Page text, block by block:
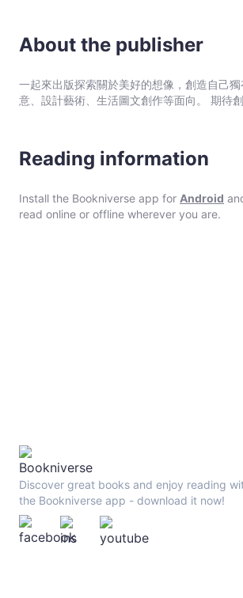
保
-
我認同感，讓你變得自信又迷人。無論你的
■「逆齡的魔法」不在電視上，其實近在
內「膠原蛋白」汰舊換新的指標還會增加。 本書特色 ❶用科學全面解答健身優勢，市面上第一本！看懂「立刻開始健身」的
重要性。 ❷犀利語錄,科學對談,熱血漫畫
十萬日本讀者，是通往幸福的最強先修手冊。
About the publisher
一起來出版探索關於美好的想像，創造自己
意、設計藝術、生活圖文創作等面向。 期待
Reading information
Install the Bookniverse app for Android
read online or offline wherever you are.
Discover great books and enjoy reading
the Bookniverse app - download it now!